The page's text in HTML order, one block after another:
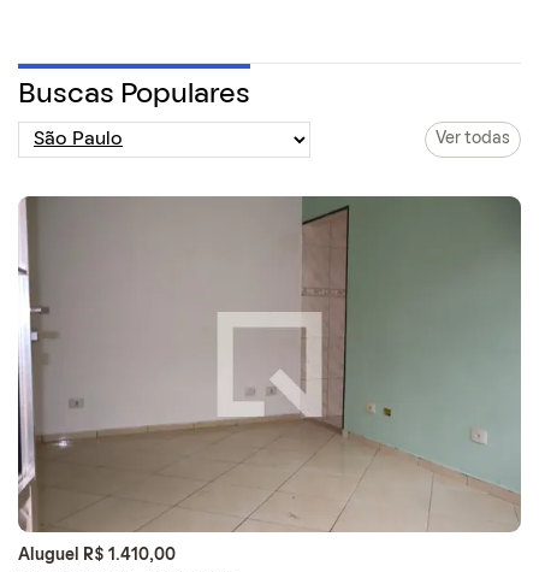
Buscas Populares
Ver todas
Aluguel R$ 1.410,00